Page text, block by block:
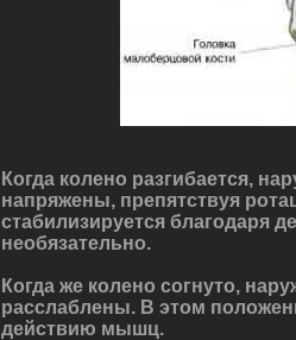
Когда колено разгибается,
напряжены, препятствуя
стабилизируется благодаря
необязательно.
Когда же колено согнуто,
расслаблены. В этом
действию мышц.